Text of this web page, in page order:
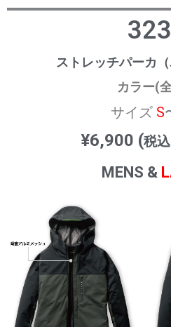
ストレッチパーカ（
カラー(
サイズ S
¥6,900 (税込
MENS &